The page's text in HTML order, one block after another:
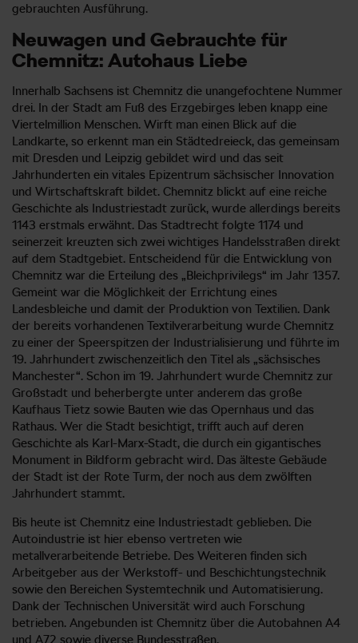
gebrauchten Ausführung.
Neuwagen und Gebrauchte für
Chemnitz: Autohaus Liebe
Innerhalb Sachsens ist Chemnitz die unangefochtene Nummer
drei. In der Stadt am Fuß des Erzgebirges leben knapp eine
Viertelmillion Menschen. Wirft man einen Blick auf die
Landkarte, so erkennt man ein Städtedreieck, das gemeinsam
mit Dresden und Leipzig gebildet wird und das seit
Jahrhunderten ein vitales Epizentrum sächsischer Innovation
und Wirtschaftskraft bildet. Chemnitz blickt auf eine reiche
Geschichte als Industriestadt zurück, wurde allerdings bereits
1143 erstmals erwähnt. Das Stadtrecht folgte 1174 und
seinerzeit kreuzten sich zwei wichtiges Handelsstraßen direkt
auf dem Stadtgebiet. Entscheidend für die Entwicklung von
Chemnitz war die Erteilung des „Bleichprivilegs“ im Jahr 1357.
Gemeint war die Möglichkeit der Errichtung eines
Landesbleiche und damit der Produktion von Textilien. Dank
der bereits vorhandenen Textilverarbeitung wurde Chemnitz
zu einer der Speerspitzen der Industrialisierung und führte im
19. Jahrhundert zwischenzeitlich den Titel als „sächsisches
Manchester“. Schon im 19. Jahrhundert wurde Chemnitz zur
Großstadt und beherbergte unter anderem das große
Kaufhaus Tietz sowie Bauten wie das Opernhaus und das
Rathaus. Wer die Stadt besichtigt, trifft auch auf deren
Geschichte als Karl-Marx-Stadt, die durch ein gigantisches
Monument in Bildform gebracht wird. Das älteste Gebäude
der Stadt ist der Rote Turm, der noch aus dem zwölften
Jahrhundert stammt.
Bis heute ist Chemnitz eine Industriestadt geblieben. Die
Autoindustrie ist hier ebenso vertreten wie
metallverarbeitende Betriebe. Des Weiteren finden sich
Arbeitgeber aus der Werkstoff- und Beschichtungstechnik
sowie den Bereichen Systemtechnik und Automatisierung.
Dank der Technischen Universität wird auch Forschung
betrieben. Angebunden ist Chemnitz über die Autobahnen A4
und A72 sowie diverse Bundesstraßen.